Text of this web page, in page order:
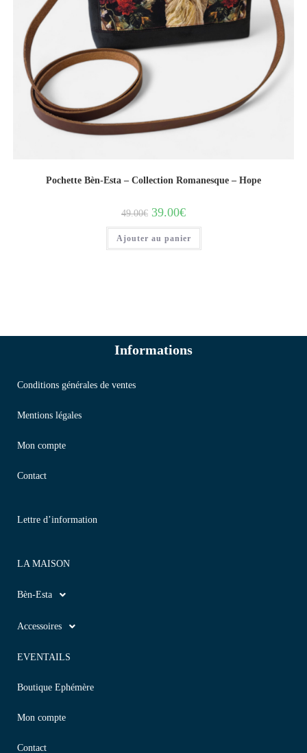
Pochette Bèn-Esta – Collection Romanesque – Hope
49.00€ 39.00€
Ajouter au panier
Informations
Conditions générales de ventes
Mentions légales
Mon compte
Contact
Lettre d’information
LA MAISON
Bèn-Esta
Accessoires
EVENTAILS
Boutique Ephémère
Mon compte
Contact